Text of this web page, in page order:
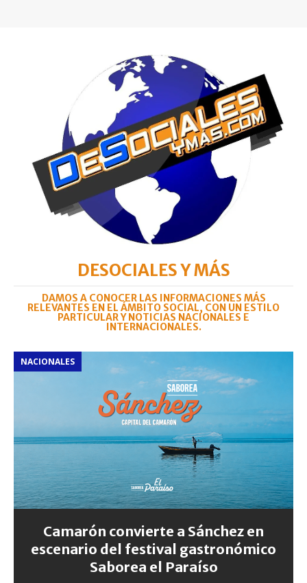
DESOCIALES Y MÁS
DAMOS A CONOCER LAS INFORMACIONES MÁS
RELEVANTES EN EL ÁMBITO SOCIAL, CON UN ESTILO
PARTICULAR Y NOTICIAS NACIONALES E
INTERNACIONALES.
NACIONALES
Camarón convierte a Sánchez en
escenario del festival gastronómico
Saborea el Paraíso